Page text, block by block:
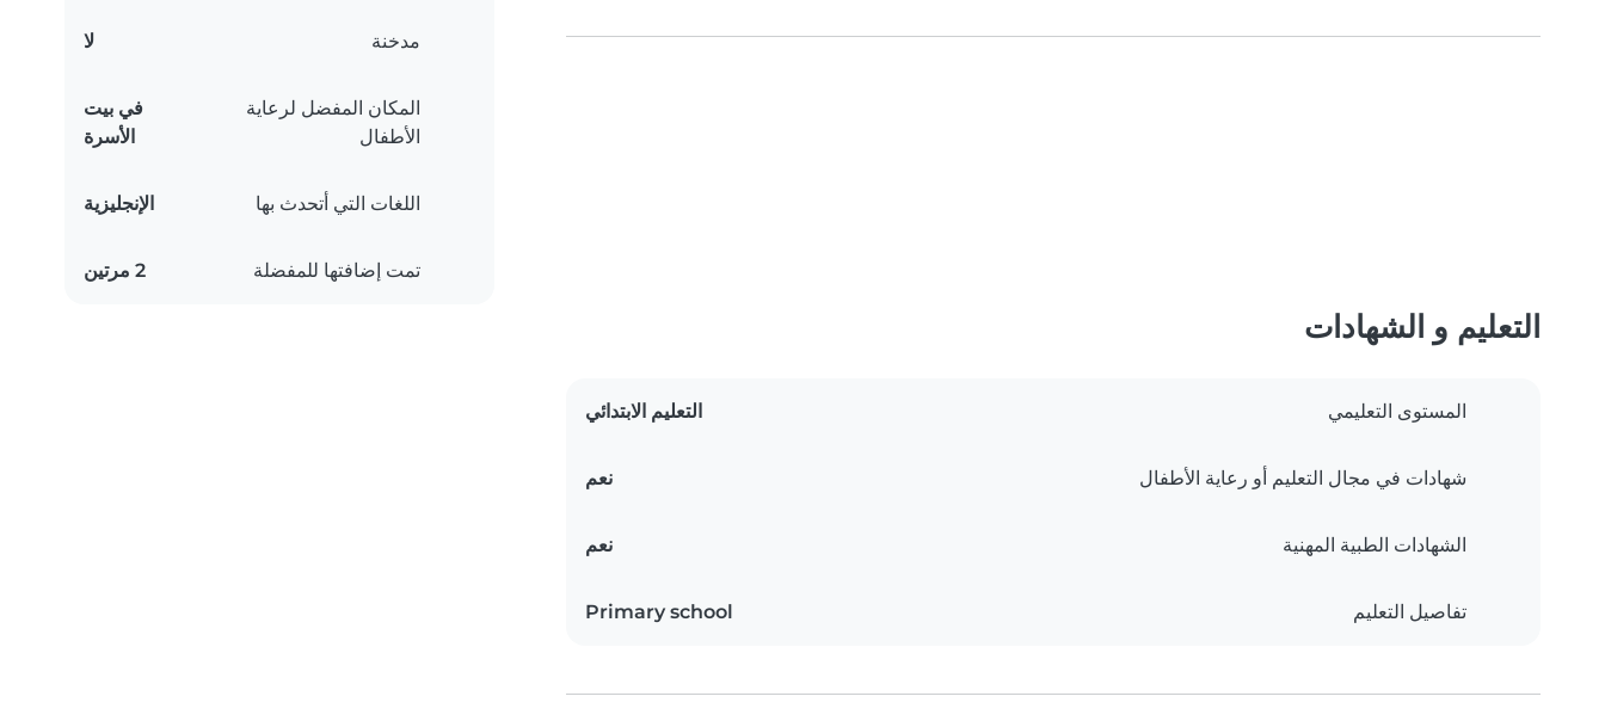
مدخنة لا
المكان المفضل لرعاية
الأطفال
في بيت
الأسرة
اللغات التي أتحدث بها الإنجليزية
تمت إضافتها للمفضلة 2 مرتين
التعليم و الشهادات
المستوى التعليمي التعليم الابتدائي
شهادات في مجال التعليم أو رعاية الأطفال نعم
الشهادات الطبية المهنية نعم
تفاصيل التعليم Primary school